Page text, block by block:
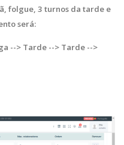
folgue, 3 turnos da tarde e
será:
--> Tarde --> Tarde -->